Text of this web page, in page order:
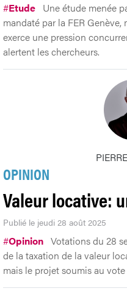
#Etude Une étude menée
mandaté par la FER
exerce une pression
alertent les chercheurs.
OPINION
Valeur locative:
Publié le jeudi 28 août 2025
#Opinion Votations du 28
de la taxation de la valeur
mais le projet soumis au